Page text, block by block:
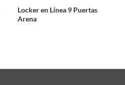
Locker en Línea 9 Puertas
Arena